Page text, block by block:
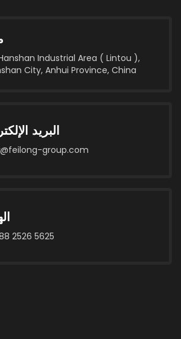
Industrial Area ( Lintou ),
City, Anhui Province, China
البريد
group.com
2526 5625